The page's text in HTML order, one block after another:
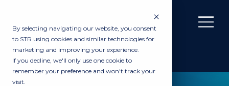
By selecting navigating our website, you consent
to STR using cookies and similar technologies for
marketing and improving your experience.
If you decline, we'll only use one cookie to
remember your preference and won't track your
visit.